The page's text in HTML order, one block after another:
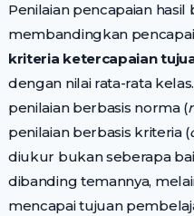
Penilaian pencapaian
membandingkan
kriteria ketercapaian
dengan nilai rata-rata
penilaian berbasis norma (
penilaian berbasis kriteria (
diukur bukan seberapa
dibanding temannya,
mencapai tujuan